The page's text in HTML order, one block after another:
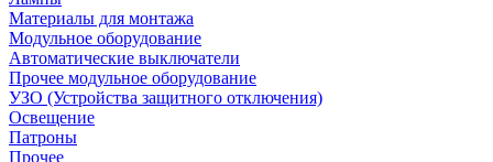
Материалы для монтажа
Модульное оборудование
Автоматические выключатели
Прочее модульное оборудование
УЗО (Устройства защитного отключения)
Освещение
Патроны
Прочее